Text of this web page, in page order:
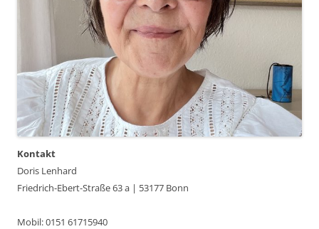
Kontakt
Doris Lenhard
Friedrich-Ebert-Straße 63 a | 53177 Bonn
Mobil: 0151 61715940